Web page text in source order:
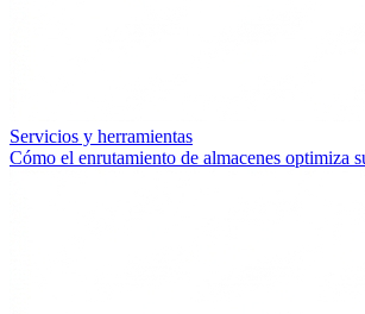
Servicios y herramientas
Cómo el enrutamiento de almacenes optimiza